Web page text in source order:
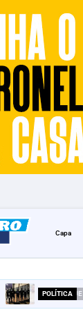
Capa
POLÍTICA